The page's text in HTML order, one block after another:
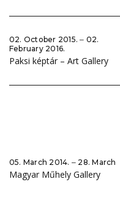
02. October 2015. ‒ 02.
February 2016.
Paksi képtár – Art Gallery
05. March 2014. ‒ 28. March
Magyar Műhely Gallery